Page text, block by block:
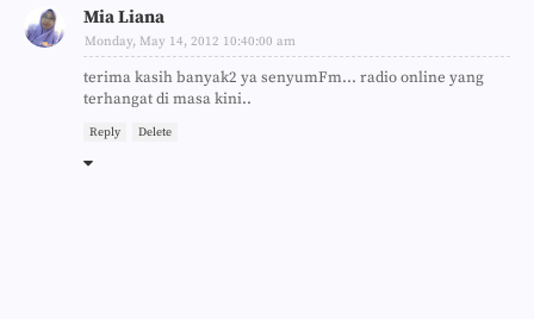
Mia Liana
Monday, May 14, 2012 10:40:00 am
terima kasih banyak2 ya senyumFm... radio online yang
terhangat di masa kini..
Reply Delete